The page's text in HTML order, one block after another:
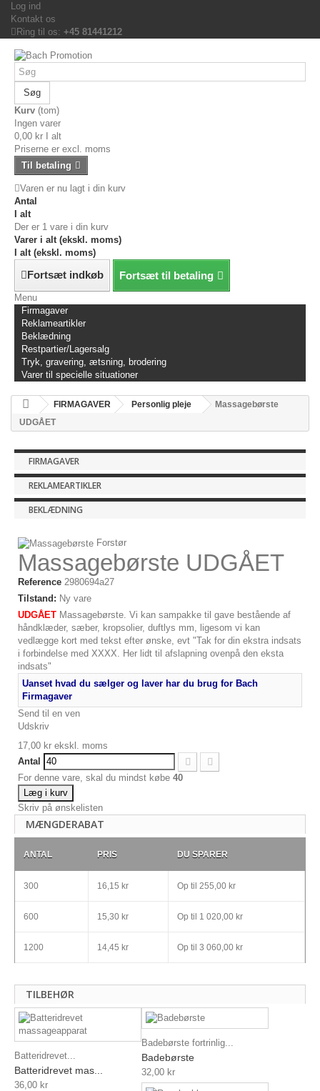
Log ind
Kontakt os
Ring til os: +45 81441212
Søg
Kurv (tom)
Ingen varer
0,00 kr
I alt
Priserne er excl. moms
Til betaling
Varen er nu lagt i din kurv
Antal
I alt
Der er 1 vare i din kurv
Varer i alt (ekskl. moms)
I alt (ekskl. moms)
Fortsæt indkøb Fortsæt til betaling
Menu
Firmagaver
Reklameartikler
Beklædning
Restpartier/Lagersalg
Tryk, gravering, ætsning, brodering
Varer til specielle situationer
FIRMAGAVER Personlig pleje
Massagebørste
UDGÅET
FIRMAGAVER
REKLAMEARTIKLER
BEKLÆDNING
Forstør
Massagebørste UDGÅET
Reference 2980694a27
Tilstand: Ny vare
UDGÅET Massagebørste. Vi kan sampakke til gave bestående af
håndklæder, sæber, kropsolier, duftlys mm, ligesom vi kan
vedlægge kort med tekst efter ønske, evt "Tak for din ekstra indsats
i forbindelse med XXXX. Her lidt til afslapning ovenpå den eksta
indsats"
Uanset hvad du sælger og laver har du brug for Bach
Firmagaver
Send til en ven
Udskriv
17,00 kr ekskl. moms
Antal
For denne vare, skal du mindst købe 40
Læg i kurv
Skriv på ønskelisten
MÆNGDERABAT
ANTAL PRIS DU SPARER
300 16,15 kr Op til 255,00 kr
600 15,30 kr Op til 1 020,00 kr
1200 14,45 kr Op til 3 060,00 kr
TILBEHØR
Batteridrevet...
Batteridrevet mas...
36,00 kr
Badebørste fortrinlig...
Badebørste
32,00 kr